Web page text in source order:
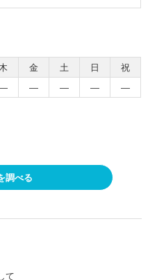
金 土 日
祝
― ― ―
―
調べる
て